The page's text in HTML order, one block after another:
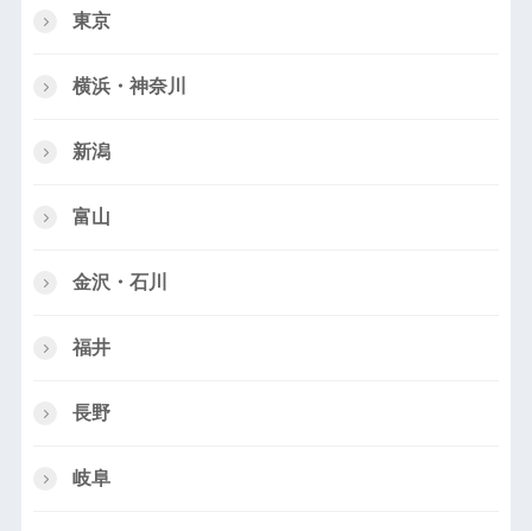
東京
横浜・神奈川
新潟
富山
金沢・石川
福井
長野
岐阜